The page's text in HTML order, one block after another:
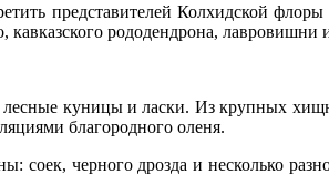
представителей Колхидской флоры
рододендрона, лавровишни
куницы и ласки. Из крупных
благородного оленя.
соек, черного дрозда и несколько